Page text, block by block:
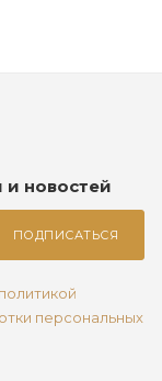
и новостей
ПОДПИСАТЬСЯ
политикой
персональных